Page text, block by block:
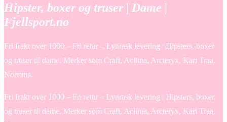
Hipster, boxer og truser | Dame |
Fjellsport.no
Fri frakt over 1000 – Fri retur – Lynrask levering | Hipsters, boxer
og truser til dame. Merker som Craft, Aclima, Arcteryx, Kari Traa,
Norrøna.
Fri frakt over 1000 – Fri retur – Lynrask levering | Hipsters, boxer
og truser til dame. Merker som Craft, Aclima, Arcteryx, Kari Traa,